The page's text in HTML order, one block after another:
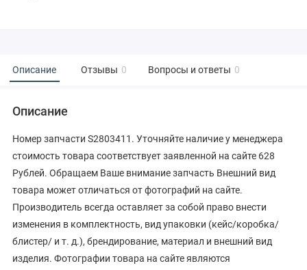
Описание Отзывы 0 Вопросы и ответы 0
Описание
Номер запчасти S2803411. Уточняйте наличие у менеджера
стоимость товара соответствует заявленной на сайте 628
Рублей. Обращаем Ваше внимание запчасть Внешний вид
товара может отличаться от фотографий на сайте.
Производитель всегда оставляет за собой право внести
изменения в комплектность, вид упаковки (кейс/коробка/
блистер/ и т. д.), брендирование, материал и внешний вид
изделия. Фотографии товара на сайте являются